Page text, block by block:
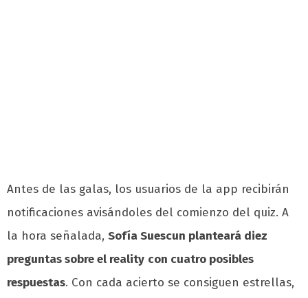
Antes de las galas, los usuarios de la app recibirán
notificaciones avisándoles del comienzo del quiz. A
la hora señalada, Sofía Suescun planteará diez
preguntas sobre el reality con cuatro posibles
respuestas. Con cada acierto se consiguen estrellas,